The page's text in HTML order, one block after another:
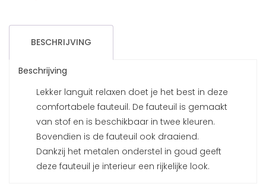
BESCHRIJVING
Beschrijving
Lekker languit relaxen doet je het best in deze
comfortabele fauteuil. De fauteuil is gemaakt
van stof en is beschikbaar in twee kleuren.
Bovendien is de fauteuil ook draaiend.
Dankzij het metalen onderstel in goud geeft
deze fauteuil je interieur een rijkelijke look.